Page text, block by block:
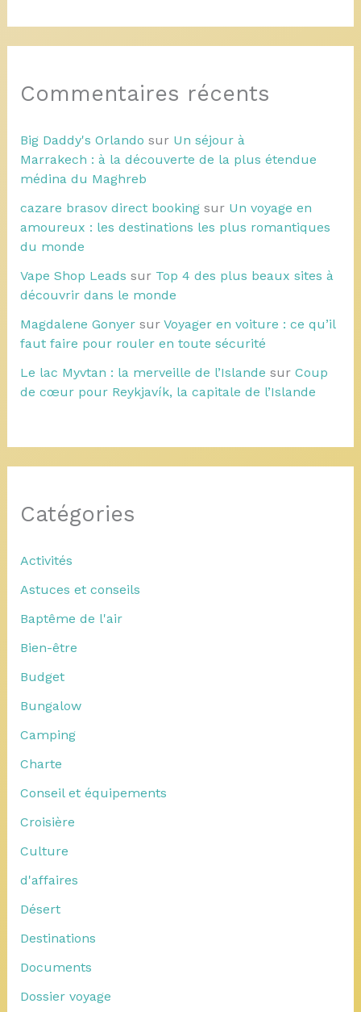
Commentaires récents
Big Daddy's Orlando sur Un séjour à
Marrakech : à la découverte de la plus étendue
médina du Maghreb
cazare brasov direct bookingsur Un voyage en
amoureux : les destinations les plus romantiques
du monde
Vape Shop Leads sur Top 4 des plus beaux sites à
découvrir dans le monde
Magdalene Gonyersur Voyager en voiture : ce qu’il
faut faire pour rouler en toute sécurité
Le lac Myvtan : la merveille de l’Islande sur Coup
de cœur pour Reykjavík, la capitale de l’Islande
Catégories
Activités
Astuces et conseils
Baptême de l'air
Bien-être
Budget
Bungalow
Camping
Charte
Conseil et équipements
Croisière
Culture
d'affaires
Désert
Destinations
Documents
Dossier voyage